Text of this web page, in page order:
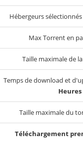
Hébergeurs sélectionnés
Max Torrent en
Taille maximale de
Temps de download et
Heures
Taille maximale du
Téléchargement